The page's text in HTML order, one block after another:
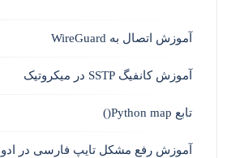
آموزش اتصال به WireGuard
آموزش کانفیگ SSTP در میکروتیک
تابع Python map()